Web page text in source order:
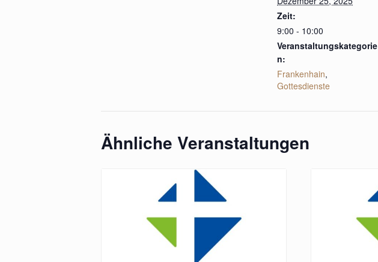
Zeit:
9:00 - 10:00
Veranstaltungskategorie
n:
Frankenhain,
Gottesdienste
Ähnliche Veranstaltungen